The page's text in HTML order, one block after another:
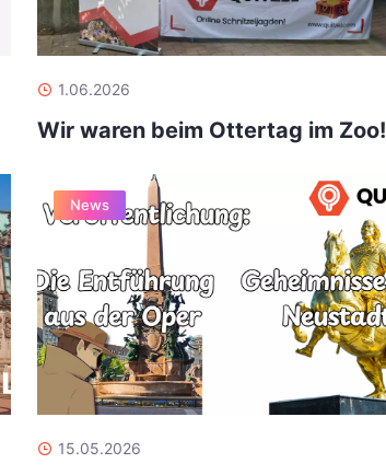
1.06.2026
Wir waren beim Ottertag im Zoo!
News
15.05.2026